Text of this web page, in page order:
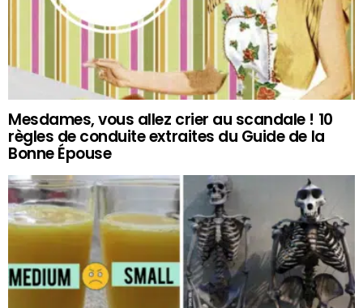
Mesdames, vous allez crier au scandale ! 10
règles de conduite extraites du Guide de la
Bonne Épouse